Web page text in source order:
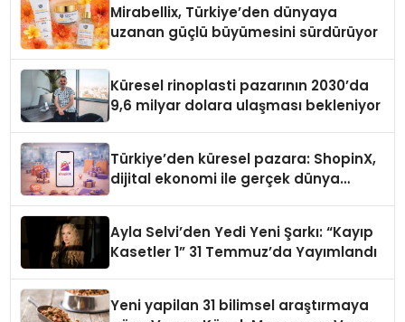
Mirabellix, Türkiye’den dünyaya
uzanan güçlü büyümesini sürdürüyor
Küresel rinoplasti pazarının 2030’da
9,6 milyar dolara ulaşması bekleniyor
Türkiye’den küresel pazara: ShopinX,
dijital ekonomi ile gerçek dünya
Ayla Selvi’den Yedi Yeni Şarkı: “Kayıp
Kasetler 1” 31 Temmuz’da Yayımlandı
Yeni yapilan 31 bilimsel araştırmaya